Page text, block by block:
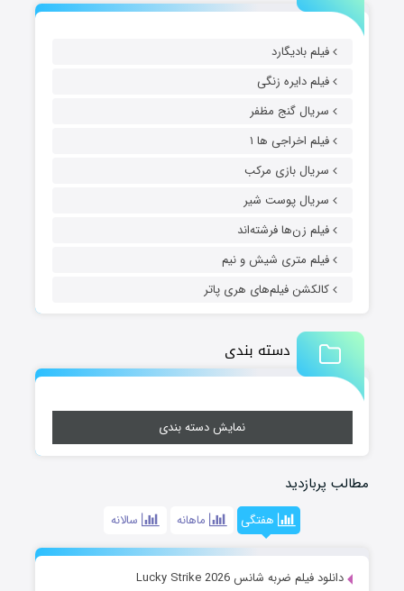
فیلم بادیگارد
فیلم دایره زنگی
سریال گنج مظفر
فیلم اخراجی ها ۱
سریال بازی مرکب
سریال پوست شیر
فیلم زن‌ها فرشته‌اند
فیلم متری شیش و نیم
کالکشن فیلم‌های هری پاتر
دسته بندی
نمایش دسته بندی
مطالب پربازدید
هفتگی ماهانه سالانه
دانلود فیلم ضربه شانس Lucky Strike 2026